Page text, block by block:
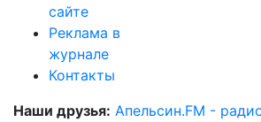
сайте
Реклама в
журнале
Контакты
Наши друзья: Апельсин.FM -